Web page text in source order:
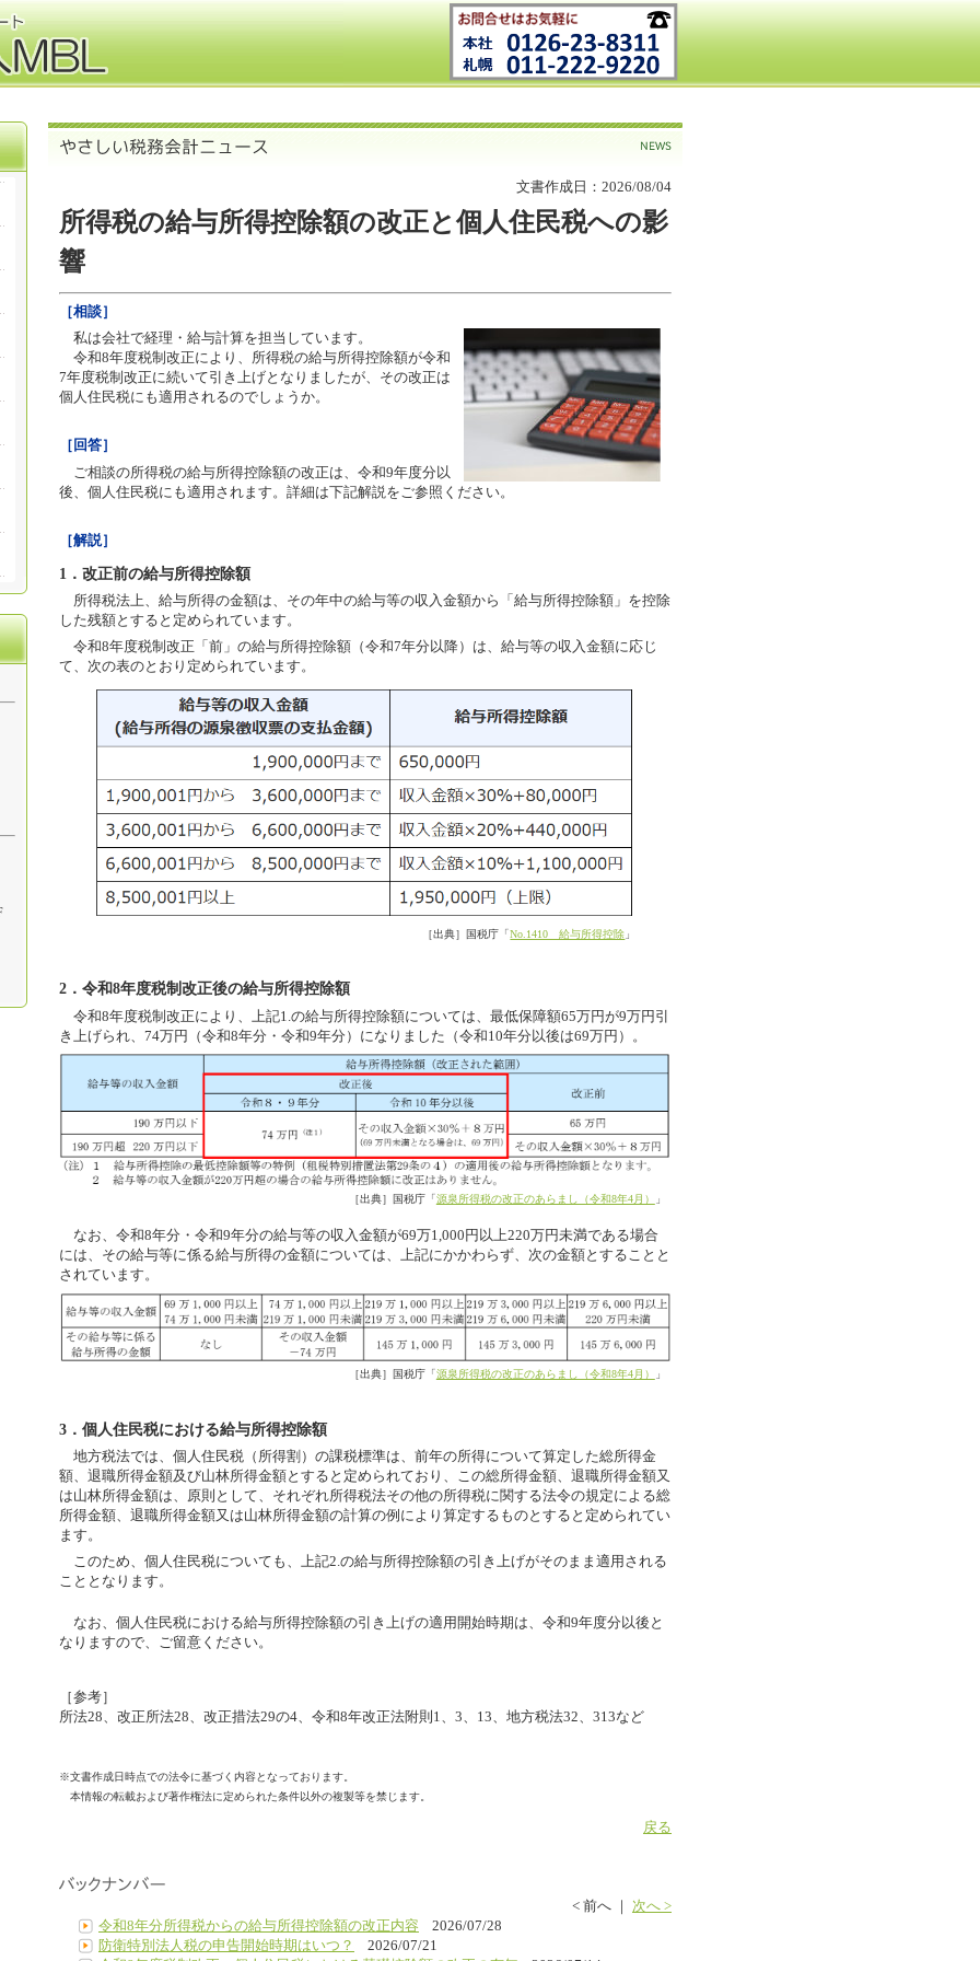
文書作成日：2026/08/04
所得税の給与所得控除額の改正と個人住民税への影
響
［相談］
私は会社で経理・給与計算を担当しています。
令和8年度税制改正により、所得税の給与所得控除額が令和
7年度税制改正に続いて引き上げとなりましたが、その改正は
個人住民税にも適用されるのでしょうか。
［回答］
ご相談の所得税の給与所得控除額の改正は、令和9年度分以
後、個人住民税にも適用されます。詳細は下記解説をご参照ください。
［解説］
1．改正前の給与所得控除額
所得税法上、給与所得の金額は、その年中の給与等の収入金額から「給与所得控除額」を控除
した残額とすると定められています。
令和8年度税制改正「前」の給与所得控除額（令和7年分以降）は、給与等の収入金額に応じ
て、次の表のとおり定められています。
［出典］国税庁「No.1410 給与所得控除 」
2．令和8年度税制改正後の給与所得控除額
令和8年度税制改正により、上記1.の給与所得控除額については、最低保障額65万円が9万円引
き上げられ、74万円（令和8年分・令和9年分）になりました（令和10年分以後は69万円）。
［出典］国税庁「源泉所得税の改正のあらまし（令和8年4月） 」
なお、令和8年分・令和9年分の給与等の収入金額が69万1,000円以上220万円未満である場合
には、その給与等に係る給与所得の金額については、上記にかかわらず、次の金額とすることと
されています。
［出典］国税庁「源泉所得税の改正のあらまし（令和8年4月） 」
3．個人住民税における給与所得控除額
地方税法では、個人住民税（所得割）の課税標準は、前年の所得について算定した総所得金
額、退職所得金額及び山林所得金額とすると定められており、この総所得金額、退職所得金額又
は山林所得金額は、原則として、それぞれ所得税法その他の所得税に関する法令の規定による総
所得金額、退職所得金額又は山林所得金額の計算の例により算定するものとすると定められてい
ます。
このため、個人住民税についても、上記2.の給与所得控除額の引き上げがそのまま適用される
こととなります。
なお、個人住民税における給与所得控除額の引き上げの適用開始時期は、令和9年度分以後と
なりますので、ご留意ください。
［参考］
所法28、改正所法28、改正措法29の4、令和8年改正法附則1、3、13、地方税法32、313など
※文書作成日時点での法令に基づく内容となっております。
本情報の転載および著作権法に定められた条件以外の複製等を禁じます。
戻る
< 前へ ｜ 次へ >
令和8年分所得税からの給与所得控除額の改正内容
2026/07/28
防衛特別法人税の申告開始時期はいつ？
2026/07/21